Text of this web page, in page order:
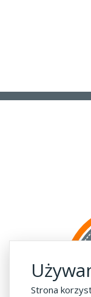
Strona